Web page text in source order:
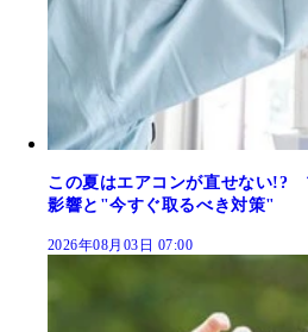
この夏はエアコンが直せない!?
影響と"今すぐ取るべき対策"
2026年08月03日 07:00